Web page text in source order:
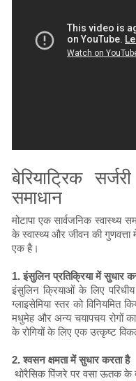
बेरियाट्रिक
समाधान
मोटापा एक सार्वजनिक स्वास्थ्य
के स्वास्थ्य और जीवन की
एक है।
1. इंसुलिन प्रतिक्रिया में सुधार
इंसुलिन क्रियाओं के लिए
ग्लाइसेमिया स्तर को विनियमित
मधुमेह और अन्य चयापचय रोगों
के रोगियों के लिए एक उत्कृष्ट
2. श्वसन क्षमता में सुधार करता है
थोरैसिक पिंजरे पर वसा ऊतक के